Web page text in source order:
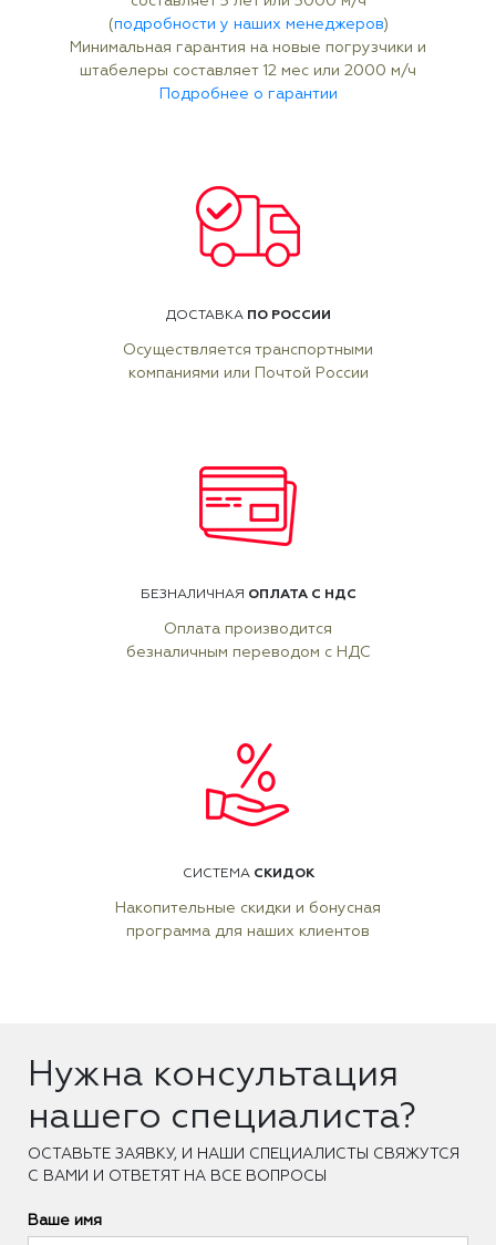
(подробности у наших менеджеров)
Минимальная гарантия на новые погрузчики и
штабелеры составляет 12 мес или 2000 м/ч
Подробнее о гарантии
ДОСТАВКА ПО РОССИИ
Осуществляется транспортными
компаниями или Почтой России
БЕЗНАЛИЧНАЯ ОПЛАТА С НДС
Оплата производится
безналичным переводом с НДС
СИСТЕМА СКИДОК
Накопительные скидки и бонусная
программа для наших клиентов
Нужна консультация
нашего специалиста?
ОCТАВЬТЕ ЗАЯВКУ, И НАШИ СПЕЦИАЛИСТЫ СВЯЖУТСЯ
С ВАМИ И ОТВЕТЯТ НА ВСЕ ВОПРОСЫ
Ваше имя